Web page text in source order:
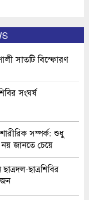
সাতটি বিস্ফোরণ
সংঘর্ষ
শারীরিক সম্পর্ক: শুধু
জানতে চেয়ে
ছাত্রদল-ছাত্রশিবির